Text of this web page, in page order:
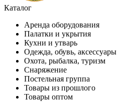
Каталог
Аренда оборудования
Палатки и укрытия
Кухни и утварь
Одежда, обувь, аксессуары
Охота, рыбалка, туризм
Снаряжение
Постельная группа
Товары из прошлого
Товары оптом